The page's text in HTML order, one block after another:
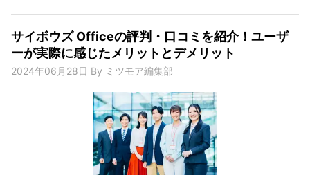
サイボウズ Officeの評判・口コミを紹介！ユーザ
ーが実際に感じたメリットとデメリット
2024年06月28日 By ミツモア編集部